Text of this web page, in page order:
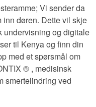
Vi sender da
inn døren. Dette vil skje
undervisning og digitale
til Kenya og finn din
med et spørsmål om
® , medisinsk
smertelindring ved